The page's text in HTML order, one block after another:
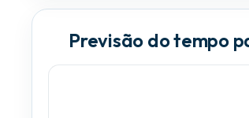
Previsão do tempo